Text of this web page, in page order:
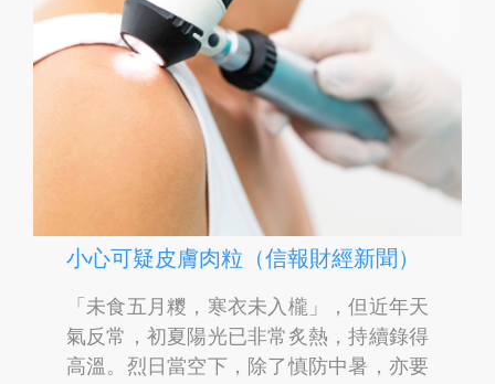
小心可疑皮膚肉粒（信報財經新聞）
「未食五月糭，寒衣未入櫳」，但近年天
氣反常，初夏陽光已非常炙熱，持續錄得
高溫。烈日當空下，除了慎防中暑，亦要